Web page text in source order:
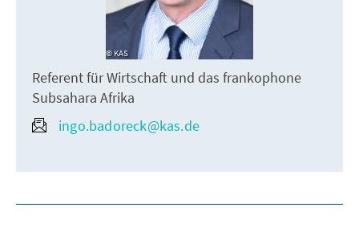
KAS
Referent für Wirtschaft und das frankophone
Subsahara Afrika
ingo.badoreck@kas.de